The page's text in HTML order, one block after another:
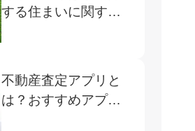
する住まいに関する
サービス
不動産査定アプリと
は？おすすめアプリ5